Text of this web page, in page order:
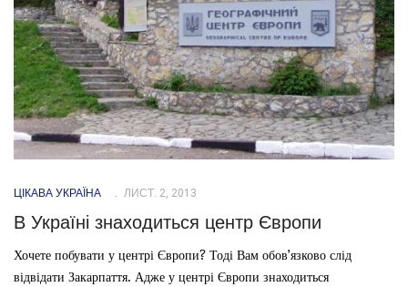
ЦІКАВА УКРАЇНА ЛИСТ. 2, 2013
В Україні знаходиться центр Європи
Хочете побувати у центрі Європи? Тоді Вам обов’язково слід
відвідати Закарпаття. Адже у центрі Європи знаходиться